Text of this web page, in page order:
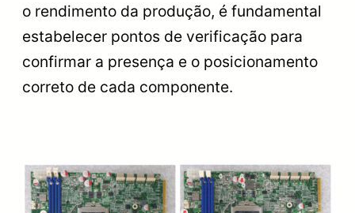
o rendimento da produção, é fundamental
estabelecer pontos de verificação para
confirmar a presença e o posicionamento
correto de cada componente.